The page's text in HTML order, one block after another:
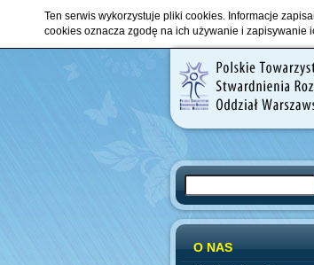
Ten serwis wykorzystuje pliki cookies. Informacje
cookies oznacza zgodę na ich używanie i zapisywanie
Search
O NAS